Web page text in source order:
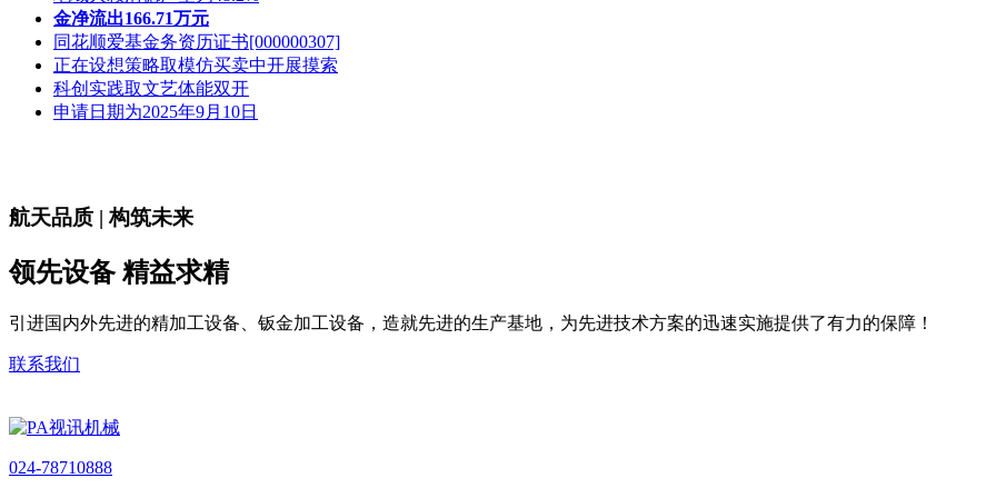
金净流出166.71万元
同花顺爱基金务资历证书[000000307]
正在设想策略取模仿买卖中开展摸索
科创实践取文艺体能双开
申请日期为2025年9月10日
航天品质 | 构筑未来
领先设备 精益求精
引进国内外先进的精加工设备、钣金加工设备，造就先进的生产基地，为先进技术方案的迅速实施提供了有力的保障！
联系我们
024-78710888